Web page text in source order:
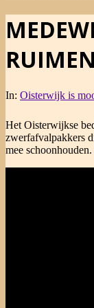
In: Oisterwijk is
Het Oisterwijkse
zwerfafvalpakkers
mee